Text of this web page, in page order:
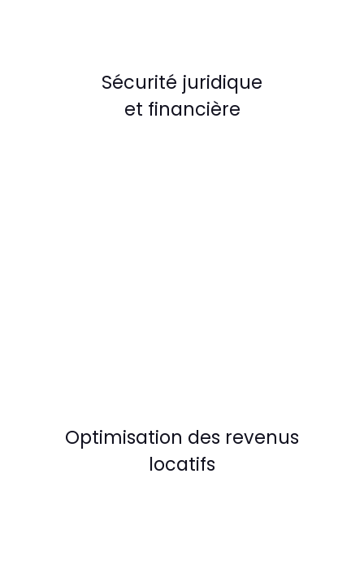
Sécurité juridique
et financière
Optimisation des revenus
locatifs